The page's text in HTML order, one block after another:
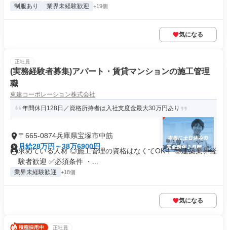
制服あり 業界未経験歓迎 +19個
気になる
正社員
(実務経験者募集)アパート・賃貸マンションの施工管理
職
東建コーポレーション株式会社
年間休日128日／資格所持者は入社支度金最大30万円あり
〒665-0874兵庫県宝塚市中筋
月給28万円～38万6900円
求めている人材 ◎施工管理の資格はなくてOK！ ◎建築業界経
験者歓迎 ✅必須条件 ・...
業界未経験歓迎 +18個
気になる
正社員